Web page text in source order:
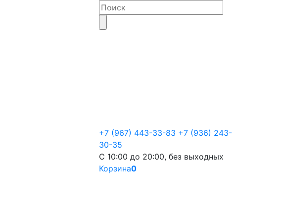
+7 (967) 443-33-83 +7 (936) 243-
30-35
С 10:00 до 20:00, без выходных
Корзина0